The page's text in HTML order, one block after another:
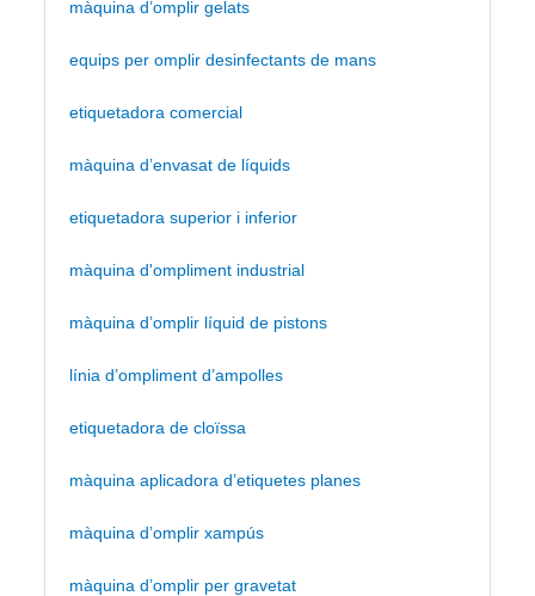
màquina d’omplir gelats
equips per omplir desinfectants de mans
etiquetadora comercial
màquina d’envasat de líquids
etiquetadora superior i inferior
màquina d'ompliment industrial
màquina d’omplir líquid de pistons
línia d’ompliment d’ampolles
etiquetadora de cloïssa
màquina aplicadora d’etiquetes planes
màquina d’omplir xampús
màquina d’omplir per gravetat